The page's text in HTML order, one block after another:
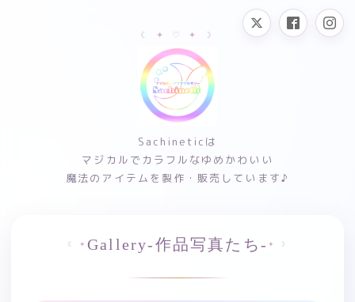
Sachineticは
マジカルでカラフルなゆめかわいい
魔法のアイテムを製作・販売しています♪
Gallery-作品写真たち-